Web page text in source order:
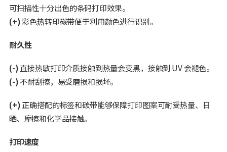
可扫描性十分出色的条码打印效果。
(+)彩色热转印碳带便于利用颜色进行识别。
耐久性
(-)直接热敏打印介质接触到热量会变黑，接触到 UV 会褪色。
(-)不耐刮擦，易受磨损和损坏。
(+)正确搭配的标签和碳带能够保障打印图案可耐受热量、日
晒、摩擦和化学品接触。
打印速度